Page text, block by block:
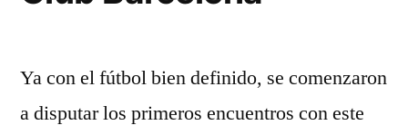
Ya con el fútbol bien definido, se comenzaron
a disputar los primeros encuentros con este